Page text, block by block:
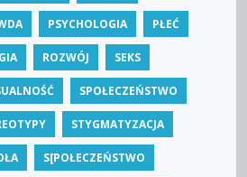
PSYCHOLOGIA PŁEĆ
ROZWÓJ SEKS
SPOŁECZEŃSTWO
STYGMATYZACJA
S[POŁECZEŃSTWO